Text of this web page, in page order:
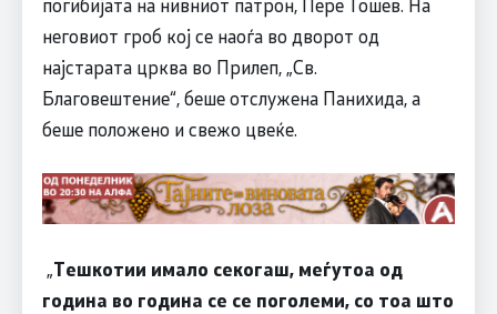
погибијата на нивниот патрон, Пере Тошев. На
неговиот гроб кој се наоѓа во дворот од
најстарата црква во Прилеп, „Св.
Благовештение“, беше отслужена Панихида, а
беше положено и свежо цвеќе.
„Тешкотии имало секогаш, меѓутоа од
година во година се се поголеми, со тоа што